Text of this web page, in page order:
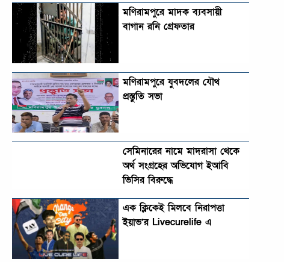
মণিরামপুরে মাদক ব্যবসায়ী
বাগান রনি গ্রেফতার
মণিরামপুরে যুবদলের যৌথ
প্রস্তুতি সভা
সেমিনারের নামে মাদরাসা থেকে
অর্থ সংগ্রহের অভিযোগ ইআবি
ভিসির বিরুদ্ধে
এক ক্লিকেই মিলবে নিরাপত্তা
ইয়াভ’র Livecurelife এ